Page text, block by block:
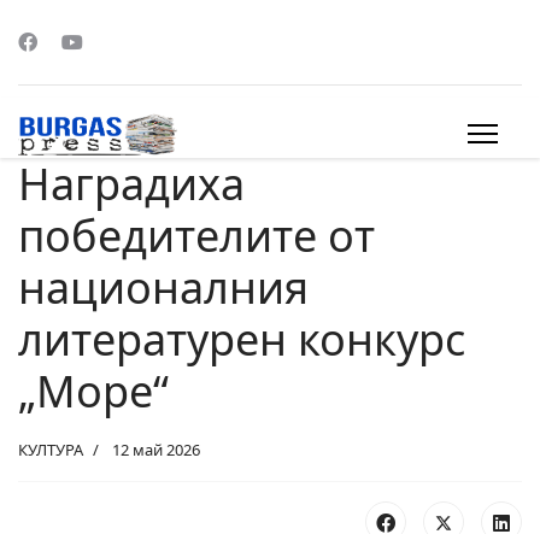
Наградиха
победителите от
националния
литературен конкурс
„Море“
КУЛТУРА 12 май 2026